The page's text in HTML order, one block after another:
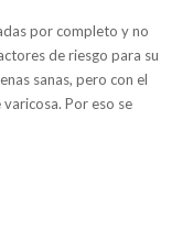
por completo y no
de riesgo para su
sanas, pero con el
Por eso se